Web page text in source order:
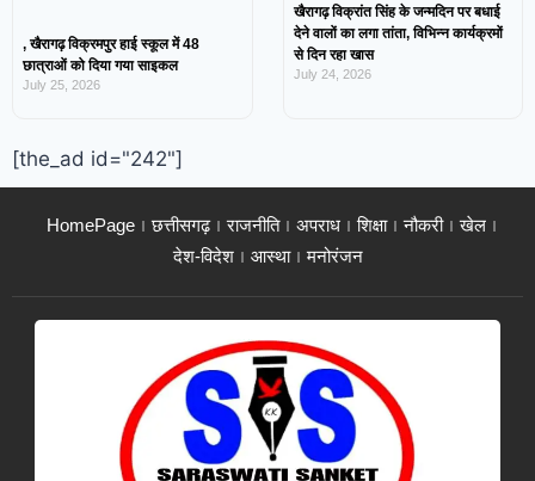
, खैरागढ़ विक्रमपुर हाई स्कूल में 48
छात्राओं को दिया गया साइकल
July 25, 2026
खैरागढ़ विक्रांत सिंह के जन्मदिन पर बधाई
देने वालों का लगा तांता, विभिन्न कार्यक्रमों
से दिन रहा खास
July 24, 2026
[the_ad id="242"]
HomePage छत्तीसगढ़ राजनीति अपराध शिक्षा नौकरी
खेल
देश-विदेश
आस्था मनोरंजन